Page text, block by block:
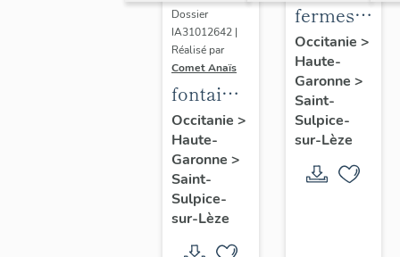
Dossier
IA31012642 |
Réalisé par
Comet Anaïs
fontaines
de la
commune
Occitanie >
Haute-
Garonne >
Saint-
Sulpice-
sur-Lèze
fermes
de la
commune
Occitanie >
Haute-
Garonne >
Saint-
Sulpice-
sur-Lèze